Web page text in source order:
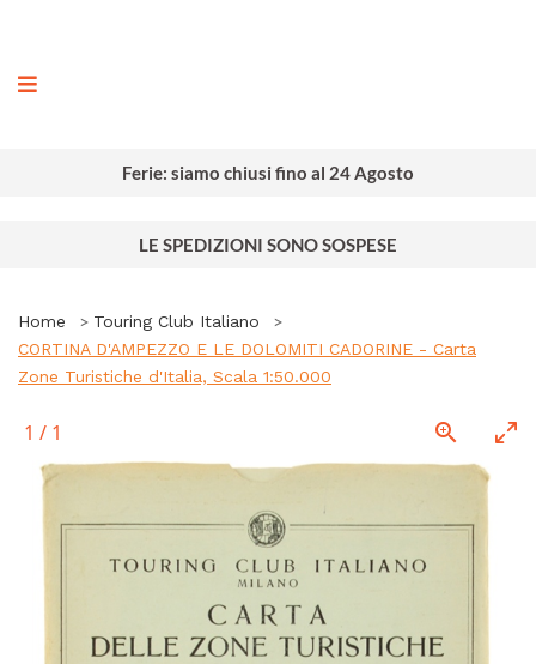
Ferie: siamo chiusi fino al 24 Agosto
LE SPEDIZIONI SONO SOSPESE
Home
Touring Club Italiano
CORTINA D'AMPEZZO E LE DOLOMITI CADORINE - Carta
Zone Turistiche d'Italia, Scala 1:50.000
1 / 1